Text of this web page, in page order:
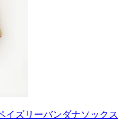
イズリーバンダナソックス